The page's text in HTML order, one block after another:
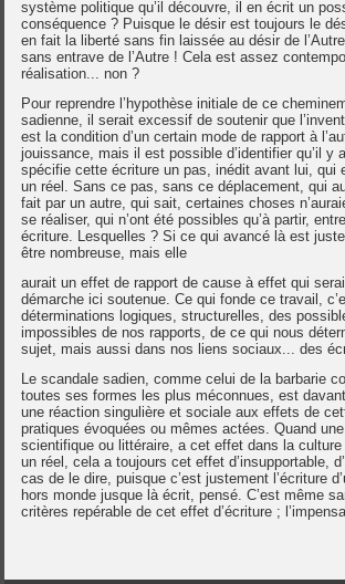
système politique qu’il découvre, il en écrit un
conséquence ? Puisque le désir est toujours le
en fait la liberté sans fin laissée au désir de
sans entrave de l’Autre ! Cela est assez
réalisation... non ?
Pour reprendre l’hypothèse initiale de ce
sadienne, il serait excessif de soutenir que
est la condition d’un certain mode de rapport à
jouissance, mais il est possible d’identifier qu’il y
spécifie cette écriture un pas, inédit avant lui, qui
un réel. Sans ce pas, sans ce déplacement, qui
fait par un autre, qui sait, certaines choses
se réaliser, qui n’ont été possibles qu’à partir,
écriture. Lesquelles ? Si ce qui avancé là est
être nombreuse, mais elle
aurait un effet de rapport de cause à effet qui
démarche ici soutenue. Ce qui fonde ce travail,
déterminations logiques, structurelles, des
impossibles de nos rapports, de ce qui nous
sujet, mais aussi dans nos liens sociaux... des
Le scandale sadien, comme celui de la barbarie
toutes ses formes les plus méconnues, est
une réaction singulière et sociale aux effets de
pratiques évoquées ou mêmes actées. Quand une
scientifique ou littéraire, a cet effet dans la
un réel, cela a toujours cet effet d’insupportable,
cas de le dire, puisque c’est justement l’écriture
hors monde jusque là écrit, pensé. C’est même
critères repérable de cet effet d’écriture ;